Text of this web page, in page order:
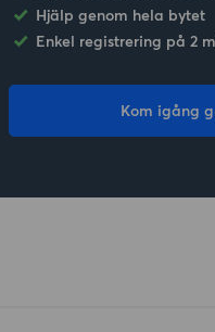
Hjälp genom hela bytet
Enkel registrering på 2
Kom igång